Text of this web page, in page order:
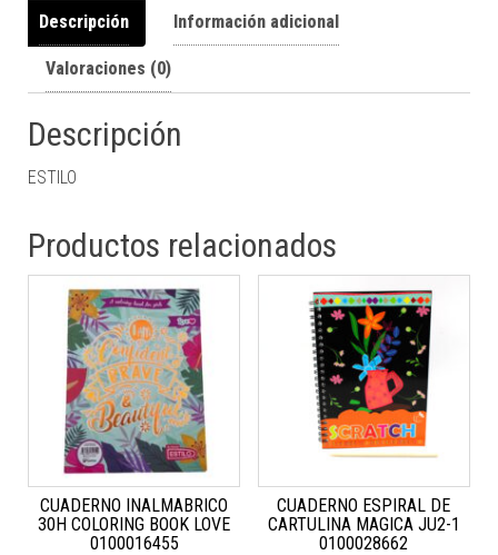
Descripción Información adicional
Valoraciones (0)
Descripción
ESTILO
Productos relacionados
CUADERNO INALMABRICO
30H COLORING BOOK LOVE
0100016455
CUADERNO ESPIRAL DE
CARTULINA MAGICA JU2-1
0100028662